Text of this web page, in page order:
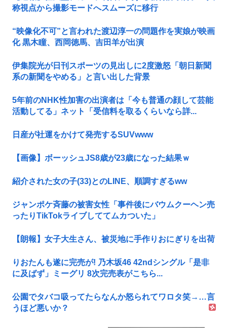
称視点から撮影モードへスムーズに移行
“映像化不可”と言われた渡辺淳一の問題作を実娘が映画
化 黒木瞳、西岡徳馬、吉田羊が出演
伊集院光が日刊スポーツの見出しに2度激怒「朝日新聞
系の新聞をやめる」と言い出した背景
5年前のNHK性加害の出演者は「今も普通の顔して芸能
活動してる」ネット「受信料を取るくらいなら詳...
日産が社運をかけて発売するSUVwww
【画像】ボーッシュJS8歳が23歳になった結果ｗ
紹介された女の子(33)とのLINE、順調すぎるww
ジャンポケ斉藤の被害女性「事件後にバウムクーヘン売
ったりTikTokライブしててムカついた」
【朗報】女子大生さん、被災地に手作りおにぎりを出荷
りおたんも遂に完売が! 乃木坂46 42ndシングル「是非
に及ばず」ミーグリ 8次完売表がこちら...
公園でタバコ吸ってたらなんか怒られてワロタ笑→…言
うほど悪いか？